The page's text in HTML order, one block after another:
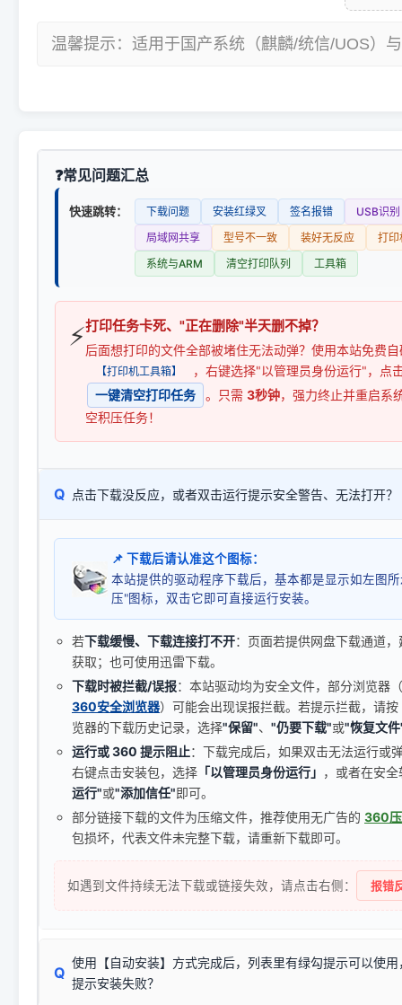
温馨提示：适用于国产系统（麒麟/统信/UOS）
常见问题汇总
快速跳转： 下载问题 安装红绿叉 签名报错
USB识别
局域网共享
型号不一致 装好无反应
打印
系统与ARM
清空打印队列 工具箱
⚡打印任务卡死、"正在删除"半天删不掉？
后面想打印的文件全部被堵住无法动弹？使用本站免费
【打印机工具箱】
，右键选择"以管理员身份运行"，点
一键清空打印任务
。只需 3秒钟，强力终止并重启系
空积压任务！
Q 点击下载没反应，或者双击运行提示安全警告、无法打开？
📌 下载后请认准这个图标：
本站提供的驱动程序下载后，基本都是显示如左图
压"图标，双击它即可直接运行安装。
若下载缓慢、下载连接打不开：页面若提供网盘下载通道
获取；也可使用迅雷下载。
下载时被拦截/误报：本站驱动均为安全文件，部分浏览器
360安全浏览器）可能会出现误报拦截。若提示拦截，请按
览器的下载历史记录，选择"保留"、 "仍要下载"或"恢复文
运行或 360 提示阻止：下载完成后，如果双击无法运行或
右键点击安装包，选择 「以管理员身份运行」 ，或者在安
运行"或"添加信任"即可。
部分链接下载的文件为压缩文件，推荐使用无广告的 360
包损坏，代表文件未完整下载，请重新下载即可。
如遇到文件持续无法下载或链接失效，请点击右侧： 报错
Q
使用【自动安装】方式完成后，列表里有绿勾提示可以使
提示安装失败？